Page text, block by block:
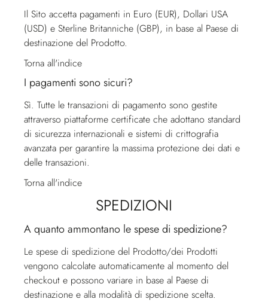
Il Sito accetta pagamenti in Euro (EUR), Dollari USA
(USD) e Sterline Britanniche (GBP), in base al Paese di
destinazione del Prodotto.
Torna all'indice
I pagamenti sono sicuri?
Sì. Tutte le transazioni di pagamento sono gestite
attraverso piattaforme certificate che adottano standard
di sicurezza internazionali e sistemi di crittografia
avanzata per garantire la massima protezione dei dati e
delle transazioni.
Torna all'indice
SPEDIZIONI
A quanto ammontano le spese di spedizione?
Le spese di spedizione del Prodotto/dei Prodotti
vengono calcolate automaticamente al momento del
checkout e possono variare in base al Paese di
destinazione e alla modalità di spedizione scelta.